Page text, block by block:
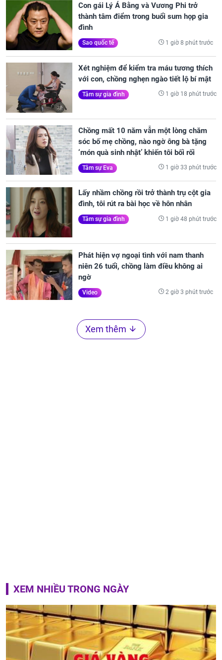
Con gái Lý Á Bằng và Vương Phi trở
thành tâm điểm trong buổi sum họp gia
đình
Sao quốc tế 1 giờ 8 phút trước
Xét nghiệm để kiểm tra máu tương thích
với con, chồng nghẹn ngào tiết lộ bí mật
Tâm sự gia đình 1 giờ 18 phút trước
Chồng mất 10 năm vẫn một lòng chăm
sóc bố mẹ chồng, nào ngờ ông bà tặng
‘món quà sinh nhật’ khiến tôi bối rối
Tâm sự Eva 1 giờ 33 phút trước
Lấy nhầm chồng rồi trở thành trụ cột gia
đình, tôi rút ra bài học về hôn nhân
Tâm sự gia đình 1 giờ 48 phút trước
Phát hiện vợ ngoại tình với nam thanh
niên 26 tuổi, chồng làm điều không ai
ngờ
Video 2 giờ 3 phút trước
Xem thêm
XEM NHIỀU TRONG NGÀY